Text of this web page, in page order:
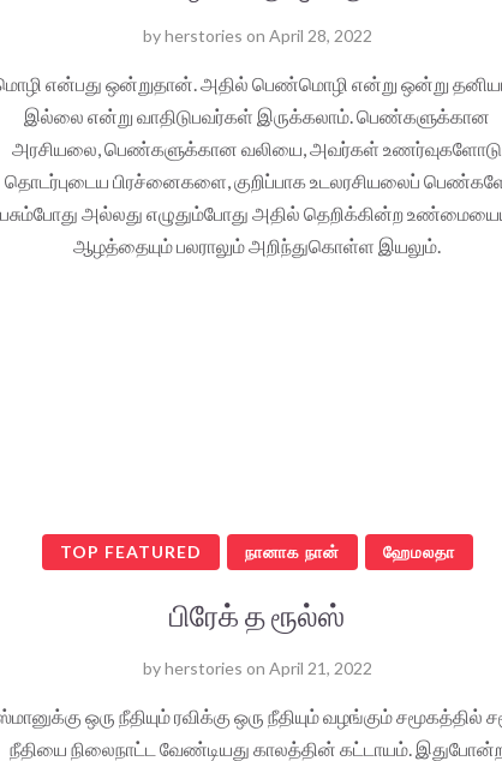
byherstories on April 28, 2022
என்பது ஒன்றுதான். அதில் பெண்மொழி என்று ஒன்று
இல்லை என்று வாதிடுபவர்கள் இருக்கலாம். பெண்களுக்கான
அரசியலை, பெண்களுக்கான வலியை, அவர்கள் உணர்வுகளோடு
தொடர்புடைய பிரச்னைகளை, குறிப்பாக உடலரசியலைப்
அல்லது எழுதும்போது அதில் தெறிக்கின்ற
ஆழத்தையும் பலராலும் அறிந்துகொள்ள இயலும்.
TOP FEATURED நானாக நான் ஹேமலதா
பிரேக் த ரூல்ஸ்
byherstories on April 21, 2022
ஒரு நீதியும் ரவிக்கு ஒரு நீதியும் வழங்கும் சமூகத்தில்
நீதியை நிலைநாட்ட வேண்டியது காலத்தின் கட்டாயம்.